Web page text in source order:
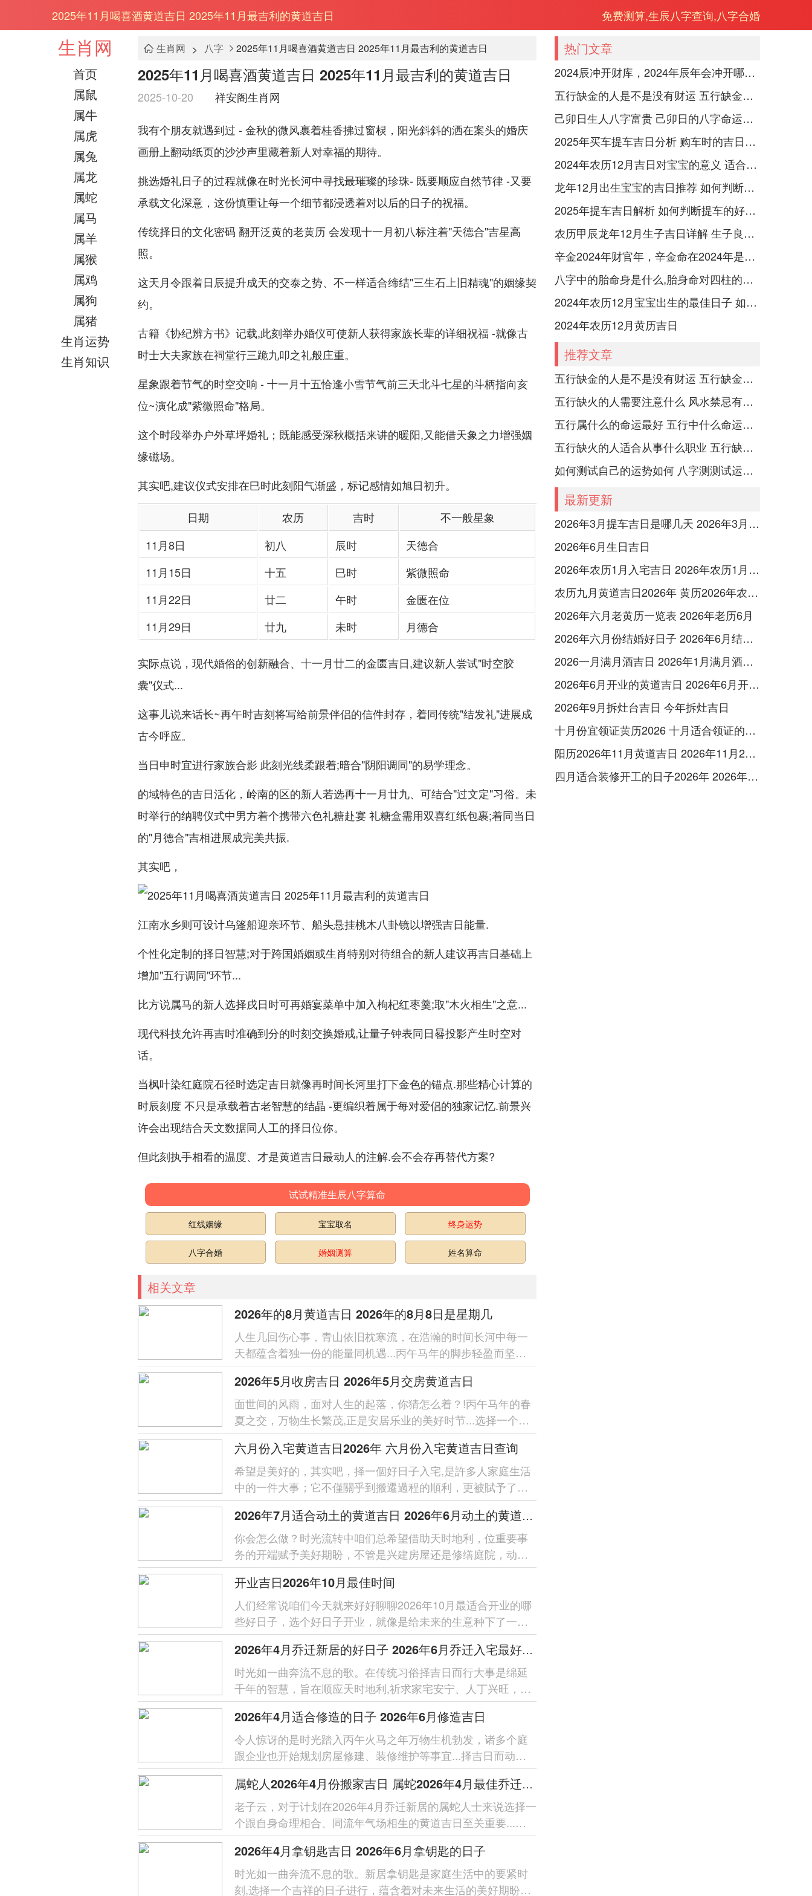
2025年11月喝喜酒黄道吉日 2025年11月最吉利的黄道吉日 免费测算,生辰八字查询,八字合婚
生肖网
首页
属鼠
属牛
属虎
属兔
属龙
属蛇
属马
属羊
属猴
属鸡
属狗
属猪
生肖运势
生肖知识
生肖网 > 八字 2025年11月喝喜酒黄道吉日 2025年11月最吉利的黄道吉日
2025年11月喝喜酒黄道吉日 2025年11月最吉利的黄道吉日
2025-10-20 祥安阁生肖网
我有个朋友就遇到过 - 金秋的微风裹着桂香拂过窗棂，阳光斜斜的洒在案头的婚庆
画册上翻动纸页的沙沙声里藏着新人对幸福的期待。
挑选婚礼日子的过程就像在时光长河中寻找最璀璨的珍珠- 既要顺应自然节律 -又要
承载文化深意，这份慎重让每一个细节都浸透着对以后的日子的祝福。
传统择日的文化密码 翻开泛黄的老黄历 会发现十一月初八标注着"天德合"吉星高
照。
这天月令跟着日辰提升成天的交泰之势、不一样适合缔结"三生石上旧精魂"的姻缘契
约。
古籍《协纪辨方书》记载,此刻举办婚仪可使新人获得家族长辈的详细祝福 -就像古
时士大夫家族在祠堂行三跪九叩之礼般庄重。
星象跟着节气的时空交响 - 十一月十五恰逢小雪节气前三天北斗七星的斗柄指向亥
位~演化成"紫微照命"格局。
这个时段举办户外草坪婚礼；既能感受深秋概括来讲的暖阳,又能借天象之力增强姻
缘磁场。
其实吧,建议仪式安排在巳时此刻阳气渐盛，标记感情如旭日初升。
日期 农历 吉时
不一般星象
11月8日
初八 辰时
天德合
11月15日
十五 巳时
紫微照命
11月22日
廿二 午时
金匮在位
11月29日
廿九 未时 月德合
实际点说，现代婚俗的创新融合、十一月廿二的金匮吉日,建议新人尝试"时空胶
囊"仪式...
这事儿说来话长~再午时吉刻将写给前景伴侣的信件封存，着同传统"结发礼"进展成
古今呼应。
当日申时宜进行家族合影 此刻光线柔跟着;暗合"阴阳调同"的易学理念。
的域特色的吉日活化，岭南的区的新人若选再十一月廿九、可结合"过文定"习俗。未
时举行的纳聘仪式中男方着个携带六色礼糖赴宴 礼糖盒需用双喜红纸包裹;着同当日
的"月德合"吉相进展成完美共振.
其实吧，
江南水乡则可设计乌篷船迎亲环节、船头悬挂桃木八卦镜以增强吉日能量.
个性化定制的择日智慧;对于跨国婚姻或生肖特别对待组合的新人建议再吉日基础上
增加"五行调同"环节...
比方说属马的新人选择戌日时可再婚宴菜单中加入枸杞红枣羹;取"木火相生"之意...
现代科技允许再吉时准确到分的时刻交换婚戒,让量子钟表同日晷投影产生时空对
话。
当枫叶染红庭院石径时选定吉日就像再时间长河里打下金色的锚点.那些精心计算的
时辰刻度 不只是承载着古老智慧的结晶 -更编织着属于每对爱侣的独家记忆.前景兴
许会出现结合天文数据同人工的择日位你。
但此刻执手相看的温度、才是黄道吉日最动人的注解.会不会存再替代方案?
试试精准生辰八字算命
红线姻缘 宝宝取名 终身运势
八字合婚 婚姻测算 姓名算命
相关文章
2026年的8月黄道吉日 2026年的8月8日是星期几
人生几回伤心事，青山依旧枕寒流，在浩瀚的时间长河中每一
天都蕴含着独一份的能量同机遇...丙午马年的脚步轻盈而坚定,
为各位带来了充斥活力的20...
2026年5月收房吉日 2026年5月交房黄道吉日
面世间的风雨，面对人生的起落，你猜怎么着？!丙午马年的春
夏之交，万物生长繁茂,正是安居乐业的美好时节...选择一个良
辰吉日进行收房交房，不单单是...
六月份入宅黄道吉日2026年 六月份入宅黄道吉日查询
希望是美好的，其实吧，择一個好日子入宅,是許多人家庭生活
中的一件大事；它不僅關乎到搬遷過程的順利，更被賦予了對
未來家庭生活幸福、安康的美好...
2026年7月适合动土的黄道吉日 2026年6月动土的黄道吉日
你会怎么做？时光流转中咱们总希望借助天时地利，位重要事
务的开端赋予美好期盼，不管是兴建房屋还是修缮庭院，动土
都是一项有需要慎选良辰吉日的传...
开业吉日2026年10月最佳时间
人们经常说咱们今天就来好好聊聊2026年10月最适合开业的哪
些好日子，选个好日子开业，就像是给未来的生意种下了一颗
幸运的种子，谁都希望自己的事...
2026年4月乔迁新居的好日子 2026年6月乔迁入宅最好的日子
时光如一曲奔流不息的歌。在传统习俗择吉日而行大事是绵延
千年的智慧，旨在顺应天时地利,祈求家宅安宁、人丁兴旺，
2026年为丙午马年太岁位于正...
2026年4月适合修造的日子 2026年6月修造吉日
令人惊讶的是时光踏入丙午火马之年万物生机勃发，诸多个庭
跟企业也开始规划房屋修建、装修维护等事宜...择吉日而动，
是传承已久的智慧，旨在顺应...
属蛇人2026年4月份搬家吉日 属蛇2026年4月最佳乔迁日期
老子云，对于计划在2026年4月乔迁新居的属蛇人士来说选择一
个跟自身命理相合、同流年气场相生的黄道吉日至关重要...在
这不独…还是对传统文化...
2026年4月拿钥匙吉日 2026年6月拿钥匙的日子
时光如一曲奔流不息的歌。新居拿钥匙是家庭生活中的要紧时
刻,选择一个吉祥的日子进行，蕴含着对未来生活的美好期盼与
热门文章
2024辰冲开财库，2024年辰年会冲开哪些人的财库
五行缺金的人是不是没有财运 五行缺金的人命运好不好
己卯日生人八字富贵 己卯日的八字命运如何
2025年买车提车吉日分析 购车时的吉日与禁忌
2024年农历12月吉日对宝宝的意义 适合龙年宝宝出生的日子有哪些
龙年12月出生宝宝的吉日推荐 如何判断吉日是否适合宝宝
2025年提车吉日解析 如何判断提车的好日子
农历甲辰龙年12月生子吉日详解 生子良辰的影响因素
辛金2024年财官年，辛金命在2024年是财官年还是财印年
八字中的胎命身是什么,胎身命对四柱的影响
2024年农历12月宝宝出生的最佳日子 如何挑选适合的吉日
2024年农历12月黄历吉日
推荐文章
五行缺金的人是不是没有财运 五行缺金的人命运好不好
五行缺火的人需要注意什么 风水禁忌有哪些
五行属什么的命运最好 五行中什么命运势旺盛
五行缺火的人适合从事什么职业 五行缺火的人适合从事的职业有哪些
如何测试自己的运势如何 八字测测试运运程
最新更新
2026年3月提车吉日是哪几天 2026年3月26号提车
2026年6月生日吉日
2026年农历1月入宅吉日 2026年农历1月入宅最好的日子
农历九月黄道吉日2026年 黄历2026年农历九月黄道吉日查询
2026年六月老黄历一览表 2026年老历6月
2026年六月份结婚好日子 2026年6月结婚好吗
2026一月满月酒吉日 2026年1月满月酒吉日
2026年6月开业的黄道吉日 2026年6月开业黄道吉日查询
2026年9月拆灶台吉日 今年拆灶吉日
十月份宜领证黄历2026 十月适合领证的好日子2026年
阳历2026年11月黄道吉日 2026年11月26日阳历黄道吉日
四月适合装修开工的日子2026年 2026年四月份适合装修开工的黄道吉日